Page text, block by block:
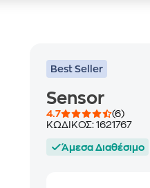
Best Seller
Sensor
4.7
(6)
ΚΩΔΙΚΟΣ:1621767
Άμεσα Διαθέσιμο